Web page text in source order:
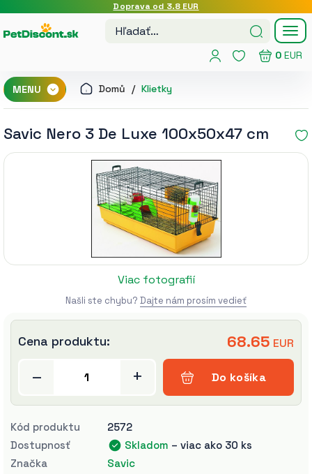
Doprava od 3.8 EUR
0 EUR
MENU Domů Klietky
Savic Nero 3 De Luxe 100x50x47 cm
Viac fotografií
Našli ste chybu? Dajte nám prosím vedieť
Cena produktu: 68.65 EUR
+
– Do košíka
Kód produktu
2572
Dostupnosť
Skladom – viac ako 30 ks
Značka
Savic